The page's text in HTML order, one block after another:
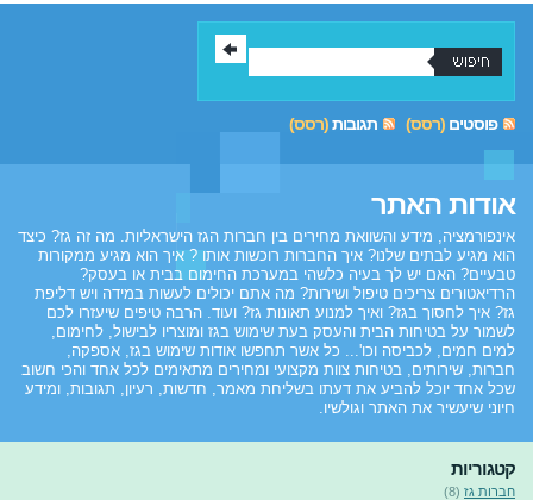
פוסטים (רסס) תגובות(רסס)
אודות האתר
אינפורמציה, מידע והשוואת מחירים בין חברות הגז הישראליות. מה זה גז? כיצד
הוא מגיע לבתים שלנו? איך החברות רוכשות אותו ? איך הוא מגיע ממקורות
טבעיים? האם יש לך בעיה כלשהי במערכת החימום בבית או בעסק?
הרדיאטורים צריכים טיפול ושירות? מה אתם יכולים לעשות במידה ויש דליפת
גז? איך לחסוך בגז? ואיך למנוע תאונות גז? ועוד. הרבה טיפים שיעזרו לכם
לשמור על בטיחות הבית והעסק בעת שימוש בגז ומוצריו לבישול, לחימום,
למים חמים, לכביסה וכו'... כל אשר תחפשו אודות שימוש בגז, אספקה,
חברות, שירותים, בטיחות צוות מקצועי ומחירים מתאימים לכל אחד והכי חשוב
שכל אחד יוכל להביע את דעתו בשליחת מאמר, חדשות, רעיון, תגובות, ומידע
חיוני שיעשיר את האתר וגולשיו.
קטגוריות
חברות גז (8)